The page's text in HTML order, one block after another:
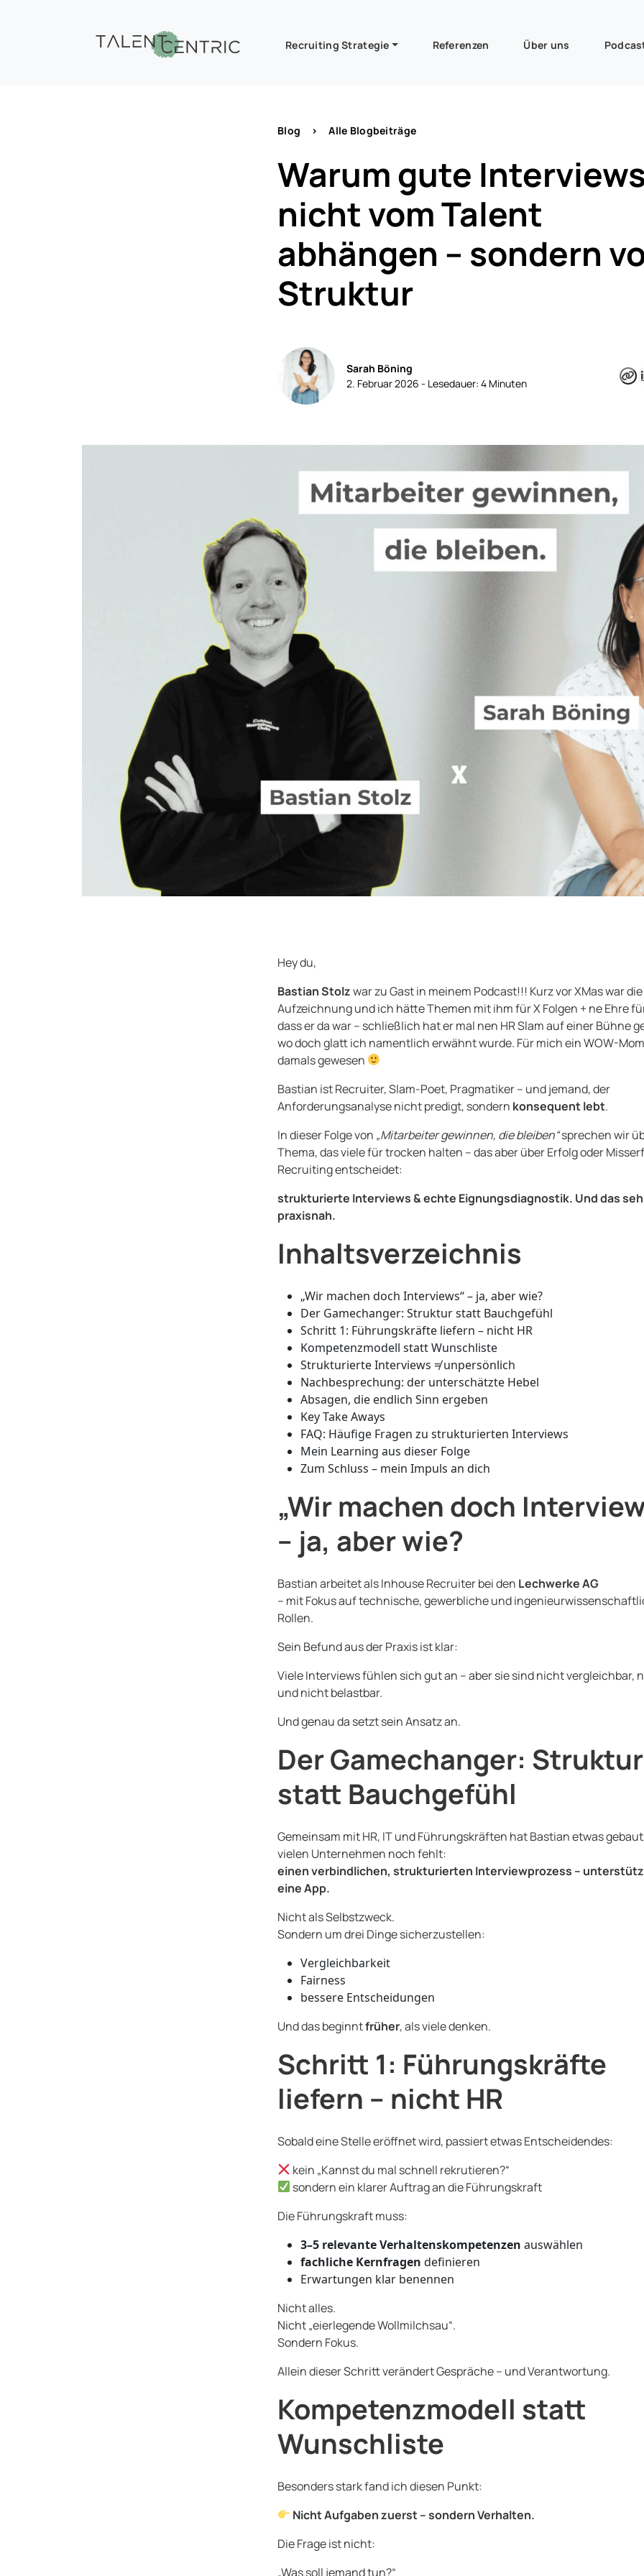
Recruiting Strategie Referenzen Über uns
Blog > Alle Blogbeiträge
Warum gute Interviews
nicht vom Talent
abhängen – sondern
Struktur
Sarah Böning
2. Februar 2026 - Lesedauer: 4 Minuten
Hey du,
Bastian Stolzwar zu Gast in meinem Podcast!!! Kurz vor XMas war die
Aufzeichnung und ich hätte Themen mit ihm für X Folgen + ne Ehre
dass er da war – schließlich hat er mal nen HR Slam auf einer Bühne
wo doch glatt ich namentlich erwähnt wurde. Für mich ein WOW-
damals gewesen
Bastian ist Recruiter, Slam-Poet, Pragmatiker – und jemand, der
Anforderungsanalyse nicht predigt, sondern konsequent lebt.
In dieser Folge von „Mitarbeiter gewinnen, die bleiben“sprechen wir
Thema, das viele für trocken halten – das aber über Erfolg oder
Recruiting entscheidet:
strukturierte Interviews & echte Eignungsdiagnostik. Und das
praxisnah.
Inhaltsverzeichnis
„Wir machen doch Interviews“ – ja, aber wie?
Der Gamechanger: Struktur statt Bauchgefühl
Schritt 1: Führungskräfte liefern – nicht HR
Kompetenzmodell statt Wunschliste
Strukturierte Interviews ≠ unpersönlich
Nachbesprechung: der unterschätzte Hebel
Absagen, die endlich Sinn ergeben
Key Take Aways
FAQ: Häufige Fragen zu strukturierten Interviews
Mein Learning aus dieser Folge
Zum Schluss – mein Impuls an dich
„Wir machen doch
– ja, aber wie?
Bastian arbeitet als Inhouse Recruiter bei den Lechwerke AG
– mit Fokus auf technische, gewerbliche und
Rollen.
Sein Befund aus der Praxis ist klar:
Viele Interviews fühlen sich gut an – aber sie sind nicht vergleichbar,
und nicht belastbar.
Und genau da setzt sein Ansatz an.
Der Gamechanger: Struktur
statt Bauchgefühl
Gemeinsam mit HR, IT und Führungskräften hat Bastian etwas
vielen Unternehmen noch fehlt:
einen verbindlichen, strukturierten Interviewprozess –
eine App.
Nicht als Selbstzweck.
Sondern um drei Dinge sicherzustellen:
Vergleichbarkeit
Fairness
bessere Entscheidungen
Und das beginntfrüher, als viele denken.
Schritt 1: Führungskräfte
liefern – nicht HR
Sobald eine Stelle eröffnet wird, passiert etwas Entscheidendes:
kein „Kannst du mal schnell rekrutieren?“
sondern ein klarer Auftrag an die Führungskraft
Die Führungskraft muss:
3–5 relevante Verhaltenskompetenzen auswählen
fachliche Kernfragen definieren
Erwartungen klar benennen
Nicht alles.
Nicht „eierlegende Wollmilchsau“.
Sondern Fokus.
Allein dieser Schritt verändert Gespräche – und Verantwortung.
Kompetenzmodell statt
Wunschliste
Besonders stark fand ich diesen Punkt:
Nicht Aufgaben zuerst – sondern Verhalten.
Die Frage ist nicht:
„Was soll jemand tun?“